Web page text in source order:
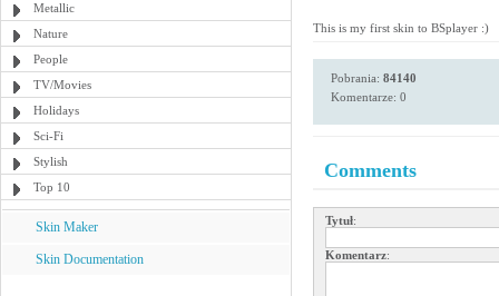
Metallic
Nature
People
TV/Movies
Holidays
Sci-Fi
Stylish
Top 10
Skin Maker
Skin Documentation
This is my first skin to BSplayer :)
Pobrania: 84140
Komentarze: 0
Comments
Tytuł:
Komentarz: